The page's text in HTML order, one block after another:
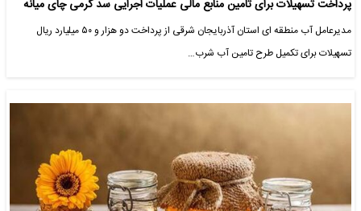
پرداخت تسهیلات برای تامین منابع مالی عملیات اجرایی سد گرمی چای میانه
مدیرعامل آب منطقه ای استان آذربایجان شرقی از پرداخت دو هزار و ۵۰ میلیارد ریال
تسهیلات برای تکمیل طرح تامین آب شرب…